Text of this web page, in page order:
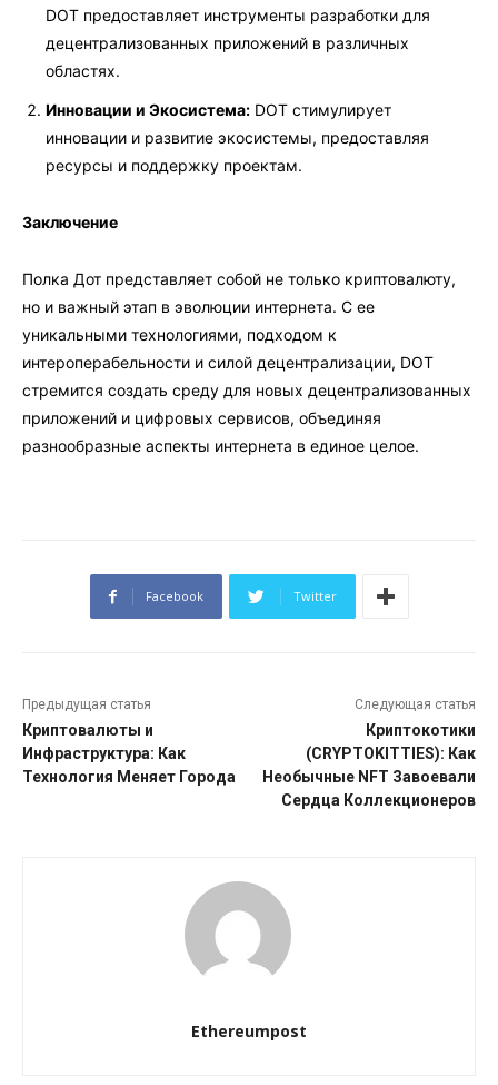
DOT предоставляет инструменты разработки для
децентрализованных приложений в различных
областях.
Инновации и Экосистема: DOT стимулирует
инновации и развитие экосистемы, предоставляя
ресурсы и поддержку проектам.
Заключение
Полка Дот представляет собой не только криптовалюту,
но и важный этап в эволюции интернета. С ее
уникальными технологиями, подходом к
интероперабельности и силой децентрализации, DOT
стремится создать среду для новых децентрализованных
приложений и цифровых сервисов, объединяя
разнообразные аспекты интернета в единое целое.
Facebook Twitter
Предыдущая статья
Криптовалюты и
Инфраструктура: Как
Технология Меняет Города
Следующая статья
Криптокотики
(CRYPTOKITTIES): Как
Необычные NFT Завоевали
Сердца Коллекционеров
Ethereumpost